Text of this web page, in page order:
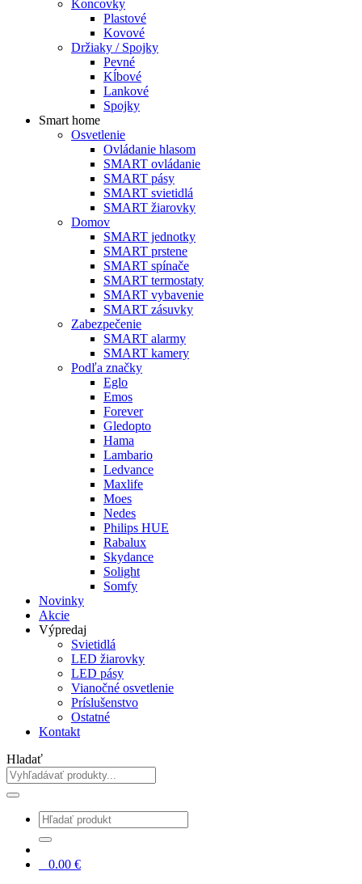
Koncovky
Plastové
Kovové
Držiaky / Spojky
Pevné
Kĺbové
Lankové
Spojky
Smart home
Osvetlenie
Ovládanie hlasom
SMART ovládanie
SMART pásy
SMART svietidlá
SMART žiarovky
Domov
SMART jednotky
SMART prstene
SMART spínače
SMART termostaty
SMART vybavenie
SMART zásuvky
Zabezpečenie
SMART alarmy
SMART kamery
Podľa značky
Eglo
Emos
Forever
Gledopto
Hama
Lambario
Ledvance
Maxlife
Moes
Nedes
Philips HUE
Rabalux
Skydance
Solight
Somfy
Novinky
Akcie
Výpredaj
Svietidlá
LED žiarovky
LED pásy
Vianočné osvetlenie
Príslušenstvo
Ostatné
Kontakt
Hladať
0.00 €